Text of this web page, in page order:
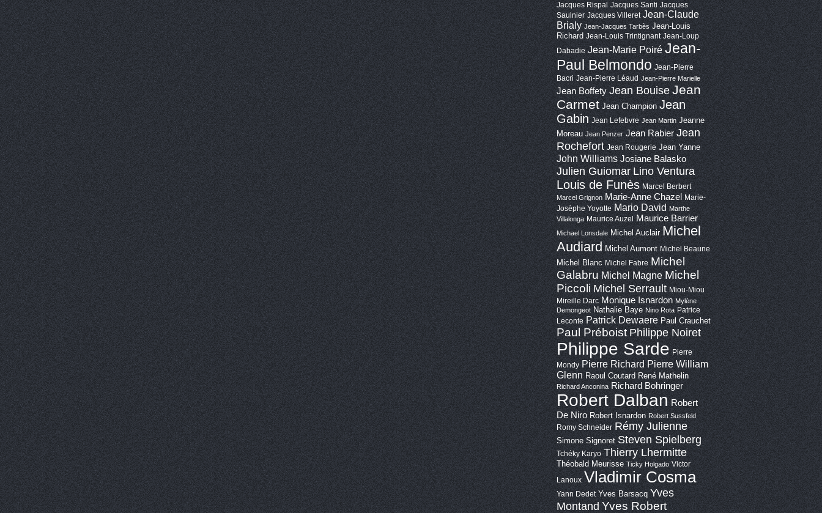
Jacques Rispal Jacques Santi Jacques
Saulnier Jacques Villeret Jean-Claude
Brialy Jean-Jacques Tarbès Jean-Louis
Richard Jean-Louis Trintignant Jean-Loup
Dabadie Jean-Marie Poiré Jean-
Paul Belmondo Jean-Pierre
Bacri Jean-Pierre Léaud Jean-Pierre Marielle
Jean Boffety Jean BouiseJean
Carmet Jean Champion Jean
Gabin Jean Lefebvre Jean Martin Jeanne
Moreau Jean Penzer Jean Rabier Jean
Rochefort Jean Rougerie Jean Yanne
John Williams Josiane Balasko
Julien Guiomar Lino Ventura
Louis de Funès Marcel Berbert
Marcel Grignon Marie-Anne Chazel
Marie-
Josèphe Yoyotte Mario David Marthe
Villalonga Maurice Auzel Maurice Barrier
Michael Lonsdale Michel Auclair Michel
Audiard Michel Aumont Michel Beaune
Michel Blanc Michel Fabre Michel
Galabru Michel Magne Michel
Piccoli Michel Serrault Miou-Miou
Mireille Darc Monique Isnardon Mylène
Demongeot Nathalie Baye Nino Rota Patrice
Leconte Patrick Dewaere Paul Crauchet
Paul Préboist Philippe Noiret
Philippe Sarde Pierre
Mondy Pierre Richard Pierre William
Glenn Raoul Coutard René Mathelin
Richard Anconina Richard Bohringer
Robert Dalban Robert
De Niro Robert Isnardon Robert Sussfeld
Romy Schneider Rémy Julienne
Simone Signoret Steven Spielberg
Tchéky Karyo Thierry Lhermitte
Théobald Meurisse Ticky Holgado Victor
Lanoux Vladimir Cosma
Yann Dedet Yves Barsacq Yves
Montand Yves Robert